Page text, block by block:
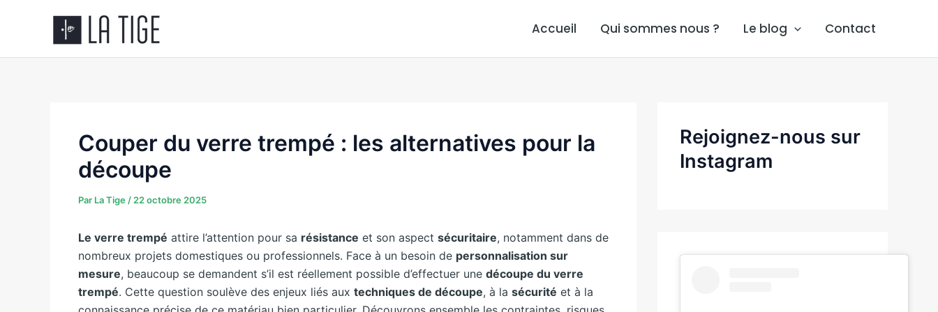
Accueil Qui sommes nous ? Le blog Contact
Couper du verre trempé : les alternatives pour la
découpe
Par La Tige / 22 octobre 2025
Le verre trempé attire l’attention pour sa résistance et son aspect sécuritaire, notamment dans de
nombreux projets domestiques ou professionnels. Face à un besoin de personnalisation sur
mesure, beaucoup se demandent s’il est réellement possible d’effectuer une découpe du verre
trempé. Cette question soulève des enjeux liés aux techniques de découpe, à la sécurité et à la
Rejoignez-nous sur
Instagram